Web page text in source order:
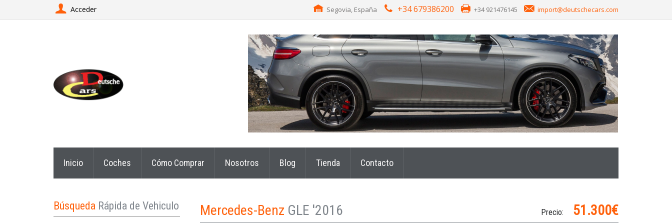
Acceder Segovia, España +34 679386200 +34 921476145 import@deutschecars.com
Inicio Coches Cómo Comprar Nosotros Blog Tienda Contacto
Mercedes-Benz GLE '2016 Precio: 51.300€
Búsqueda Rápida de Vehiculo